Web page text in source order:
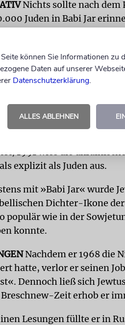
Nichts sollte nach dem
Juden in Babi Jar
die Stadtverwaltung,
zu nutzen.
keinen Platz. Juden
Bürger, der
1991 wies die
explizit als Juden aus.
mit »Babi Jar« wurde
Dichter-Ikone
populär wie in der
konnte.
Nachdem er 1968 die
hatte, verlor er seinen
Dennoch ließ sich
Zeit erhob er
Lesungen füllte er in
können Sie Informationen zu
Daten auf unserer
Datenschutzerklärung.
ALLES ABLEHNEN